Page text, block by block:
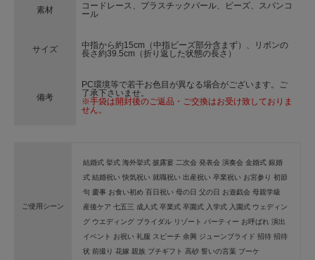
素材
コードレース、プラスチックパール、ビーズ、スパンコ
ール
サイズ
中指から約15cm（中指ビーズ部分含まず）、リボンの
長さ約39.5cm（折り返した状態の長さ）
備考
PC環境等で若干お色目が異なる場合がございます。ご
了承下さいませ。
※手袋は開封後のご返品・ご交換はお受け致しておりま
せん。
ご使用シーン
結婚式 挙式 海外挙式 披露宴 二次会 発表会 演奏会 金婚式 銀婚
式 結婚祝い 快気祝い 就職祝い 出産祝い 卒業祝い お宮参り 初節
句 慶事 お食い初め 百日祝い 母の日 父の日 お遊戯会 母親学級
産後ケア 七五三 成人式 卒業式 卒園式 入学式 入園式 ウェディン
グ ウエディング ブライダル リゾート パーティー お呼ばれ 演出
イベント お祝い 礼服 スピーチ 余興 ジューンブライド 招待 招待
状 前撮り 花嫁 親族 プチギフト 高砂 誓いの言葉 ブーケ